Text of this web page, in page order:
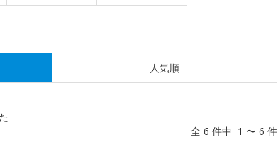
人気順
全 6 件中 1 〜 6 件